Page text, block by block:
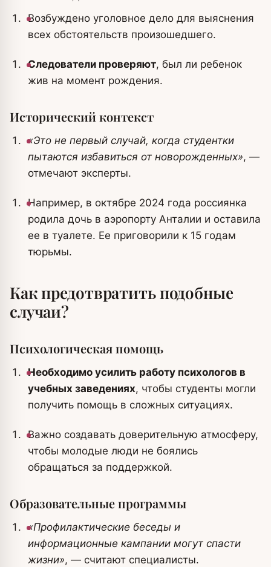
Возбуждено уголовное дело для выяснения
всех обстоятельств произошедшего.
Следователи проверяют, был ли ребенок
жив на момент рождения.
Исторический контекст
«Это не первый случай, когда студентки
пытаются избавиться от новорожденных», —
отмечают эксперты.
Например, в октябре 2024 года россиянка
родила дочь в аэропорту Анталии и оставила
ее в туалете. Ее приговорили к 15 годам
тюрьмы.
Как предотвратить подобные
случаи?
Психологическая помощь
Необходимо усилить работу психологов в
учебных заведениях, чтобы студенты могли
получить помощь в сложных ситуациях.
Важно создавать доверительную атмосферу,
чтобы молодые люди не боялись
обращаться за поддержкой.
Образовательные программы
«Профилактические беседы и
информационные кампании могут спасти
жизни», — считают специалисты.